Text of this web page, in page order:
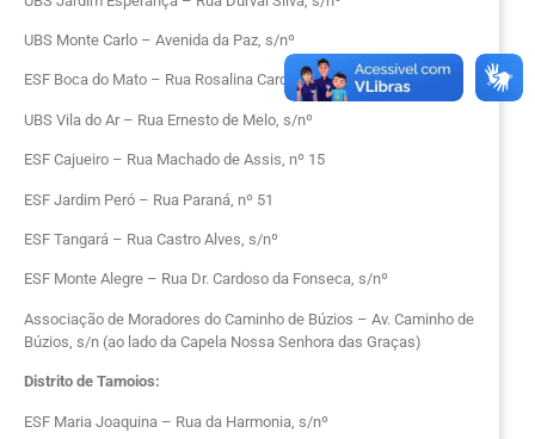
UBS Monte Carlo – Avenida da Paz, s/nº
ESF Boca do Mato – Rua Rosalina Cardoso da Fonseca nº 200
UBS Vila do Ar – Rua Ernesto de Melo, s/nº
ESF Cajueiro – Rua Machado de Assis, nº 15
ESF Jardim Peró – Rua Paraná, nº 51
ESF Tangará – Rua Castro Alves, s/nº
ESF Monte Alegre – Rua Dr. Cardoso da Fonseca, s/nº
Associação de Moradores do Caminho de Búzios – Av. Caminho de
Búzios, s/n (ao lado da Capela Nossa Senhora das Graças)
Distrito de Tamoios:
ESF Maria Joaquina – Rua da Harmonia, s/nº